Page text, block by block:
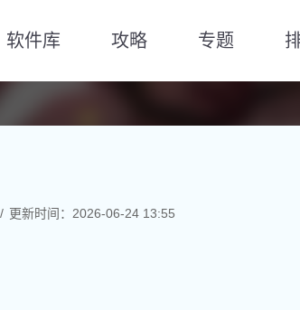
软件库 攻略 专题
更新时间：2026-06-24 13:55